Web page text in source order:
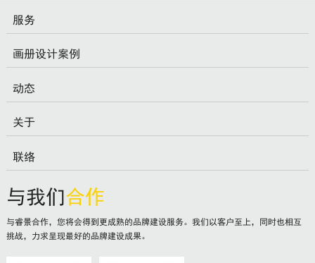
服务
画册设计案例
动态
关于
联络
与我们合作
与睿景合作，您将会得到更成熟的品牌建设服务。我们以客户至上，同时也相互
挑战，力求呈现最好的品牌建设成果。